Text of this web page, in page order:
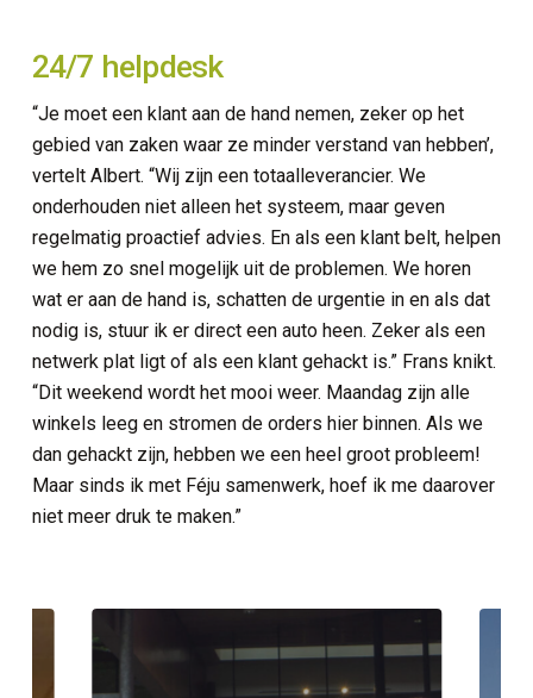
24/7 helpdesk
“Je moet een klant aan de hand nemen, zeker op het
gebied van zaken waar ze minder verstand van hebben’,
vertelt Albert. “Wij zijn een totaalleverancier. We
onderhouden niet alleen het systeem, maar geven
regelmatig proactief advies. En als een klant belt, helpen
we hem zo snel mogelijk uit de problemen. We horen
wat er aan de hand is, schatten de urgentie in en als dat
nodig is, stuur ik er direct een auto heen. Zeker als een
netwerk plat ligt of als een klant gehackt is.” Frans knikt.
“Dit weekend wordt het mooi weer. Maandag zijn alle
winkels leeg en stromen de orders hier binnen. Als we
dan gehackt zijn, hebben we een heel groot probleem!
Maar sinds ik met Féju samenwerk, hoef ik me daarover
niet meer druk te maken.”